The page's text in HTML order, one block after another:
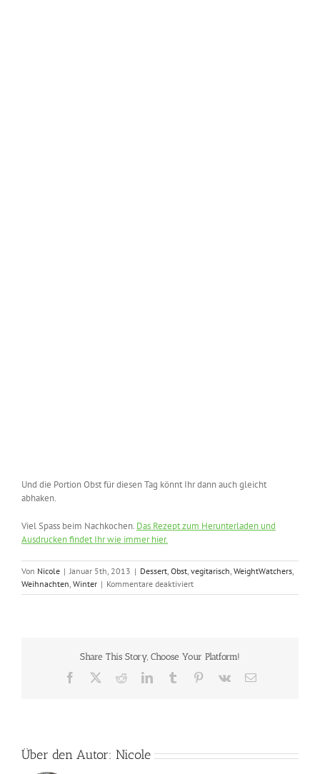
Und die Portion Obst für diesen Tag könnt Ihr dann auch gleicht
abhaken.
Viel Spass beim Nachkochen. Das Rezept zum Herunterladen und
Ausdrucken findet Ihr wie immer hier.
Von Nicole | Januar 5th, 2013 | Dessert, Obst, vegitarisch, WeightWatchers,
Weihnachten, Winter | Kommentare deaktiviertfür
Schokopudding
süßes
Mittagessen
für
Share This Story, Choose Your Platform!
Facebook RedditLinkedInTumblr Pinterest
Vk
E-
Über den Autor: Nicole